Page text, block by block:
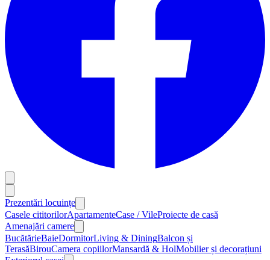
Prezentări locuințe
Casele cititorilorApartamenteCase / VileProiecte de casă
Amenajări camere
BucătărieBaieDormitorLiving & DiningBalcon și
TerasăBirouCamera copiilorMansardă & HolMobilier și decorațiuni